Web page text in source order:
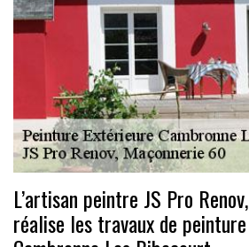
L’artisan peintre JS Pro
réalise les travaux de